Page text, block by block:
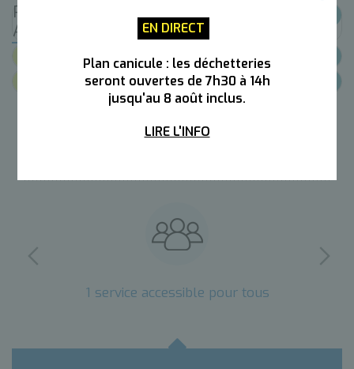
EN DIRECT
Plan canicule : les déchetteries
seront ouvertes de 7h30 à 14h
jusqu'au 8 août inclus.
LIRE L'INFO
Pourquoi le Conservatoire d’Annemasse
Agglo propose une saison culturelle ?
Lien utiles
Contacts
1 service accessible pour tous